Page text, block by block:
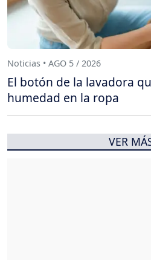
Noticias • AGO 5 / 2026
El botón de la lavadora
humedad en la ropa
VER